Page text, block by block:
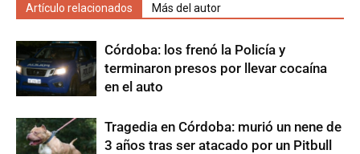
Artículo relacionados Más del autor
Córdoba: los frenó la Policía y
terminaron presos por llevar cocaína
en el auto
Tragedia en Córdoba: murió un nene de
3 años tras ser atacado por un Pitbull